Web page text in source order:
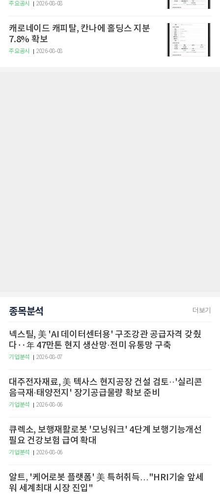
주요공시 2026-08-08
캐로네이드 캐피탈, 칸나에 홀딩스 지분
7.8% 확보
주요공시 2026-08-08
종목분석 더보기
넥스틸, 美 'AI 데이터센터용' 구조강관 공급자격 갖췄
다‥年 47만톤 현지 생산망·전미 유통망 구축
기업분석 2026-08-07
대주전자재료, 美 텍사스 현지공장 건설 검토··'실리콘
음극재·태양전지' 장기공급물량 확보 준비
기업분석 2026-08-06
큐렉소, 보행재활로봇 '모닝워크' 4단계 보행기능개선
필요 건강보험 급여 확대
기업분석 2026-08-06
알트, '케어로봇 플랫폼' 美 특허취득…"HRI기술 앞세
워 세계최대 시장 진입"